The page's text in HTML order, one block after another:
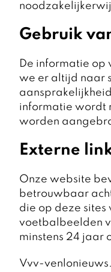
Gebruik
De informatie op
we er altijd naar
informatie wordt
worden
Externe
Onze website
betrouwbaar
die op deze
voetbalbeelden
minstens 24 jaar
Vvv-